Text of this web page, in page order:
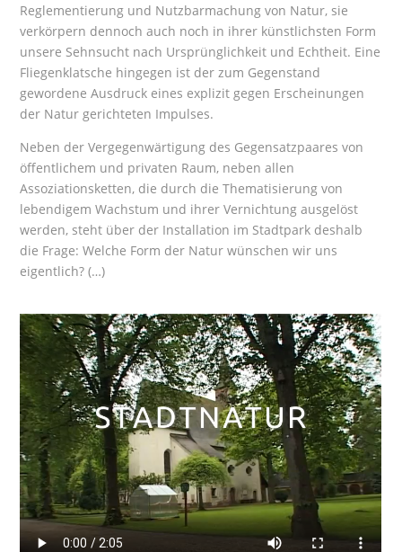
Reglementierung und Nutzbarmachung von Natur, sie
verkörpern dennoch auch noch in ihrer künstlichsten Form
unsere Sehnsucht nach Ursprünglichkeit und Echtheit. Eine
Fliegenklatsche hingegen ist der zum Gegenstand
gewordene Ausdruck eines explizit gegen Erscheinungen
der Natur gerichteten Impulses.
Neben der Vergegenwärtigung des Gegensatzpaares von
öffentlichem und privaten Raum, neben allen
Assoziationsketten, die durch die Thematisierung von
lebendigem Wachstum und ihrer Vernichtung ausgelöst
werden, steht über der Installation im Stadtpark deshalb
die Frage: Welche Form der Natur wünschen wir uns
eigentlich? (…)